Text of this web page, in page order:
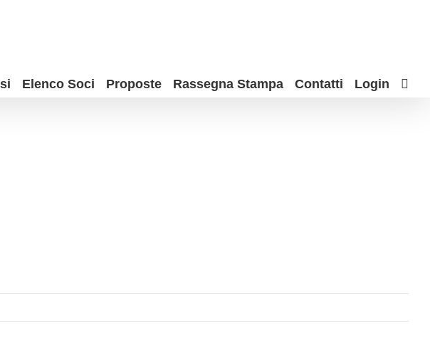
Elenco Soci Proposte Rassegna Stampa Contatti Login